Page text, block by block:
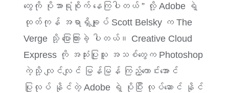
တွေကို ပိုအာရုံစိုက် နေကြပါတယ် ” လို့ Adobe ရဲ့
ထုတ်ကုန် အရာရှိချုပ် Scott Belsky က The
Verge သို့ ပြောကြားခဲ့ ပါတယ်။ Creative Cloud
Express ကို အသုံးပြုသူ အသစ်တွေက Photoshop
ကဲ့သို့ လျင်လျင် မြန်မြန် ကြည့်ကောင်းအောင်
ပြုလုပ် နိုင်တဲ့ Adobe ရဲ့ ပိုပြီး လုပ်ဆောင် နိုင်